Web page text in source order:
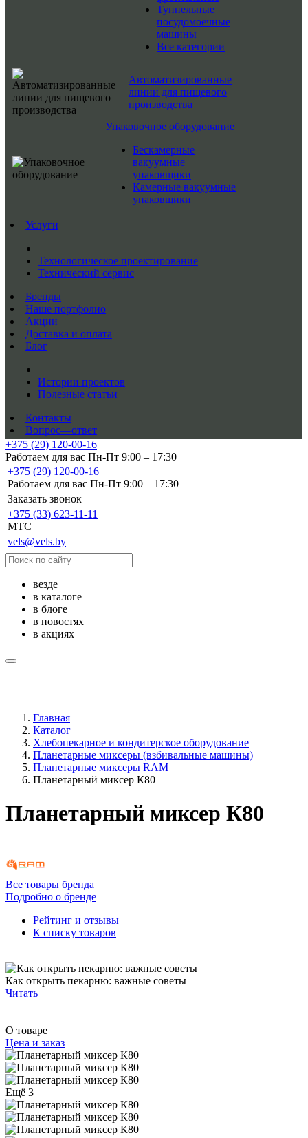
Туннельные
посудомоечные
машины
Все категории
Автоматизированные
линии для пищевого
производства
Упаковочное оборудование
Бескамерные
вакуумные
упаковщики
Камерные вакуумные
упаковщики
Услуги
Технологическое проектирование
Технический сервис
Бренды
Наше портфолио
Акции
Доставка и оплата
Блог
Истории проектов
Полезные статьи
Контакты
Вопрос—ответ
+375 (29) 120-00-16
Работаем для вас Пн-Пт 9:00 – 17:30
+375 (29) 120-00-16
Работаем для вас Пн-Пт 9:00 – 17:30
Заказать звонок
+375 (33) 623-11-11
MTC
vels@vels.by
везде
в каталоге
в блоге
в новостях
в акциях
Главная
Каталог
Хлебопекарное и кондитерское оборудование
Планетарные миксеры (взбивальные машины)
Планетарные миксеры RAM
Планетарный миксер К80
Планетарный миксер К80
Все товары бренда
Подробно о бренде
Рейтинг и отзывы
К списку товаров
Как открыть пекарню: важные советы
Читать
О товаре
Цена и заказ
Ещё 3